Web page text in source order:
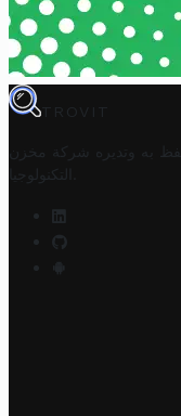
TROVIT
به وتديره
شركة مخزن
التكنولوجيا